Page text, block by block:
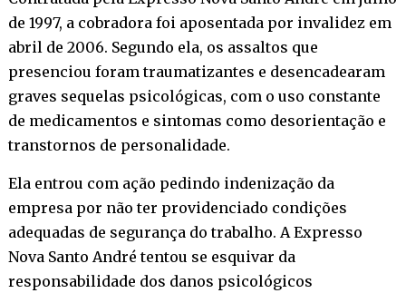
de 1997, a cobradora foi aposentada por invalidez em
abril de 2006. Segundo ela, os assaltos que
presenciou foram traumatizantes e desencadearam
graves sequelas psicológicas, com o uso constante
de medicamentos e sintomas como desorientação e
transtornos de personalidade.
Ela entrou com ação pedindo indenização da
empresa por não ter providenciado condições
adequadas de segurança do trabalho. A Expresso
Nova Santo André tentou se esquivar da
responsabilidade dos danos psicológicos